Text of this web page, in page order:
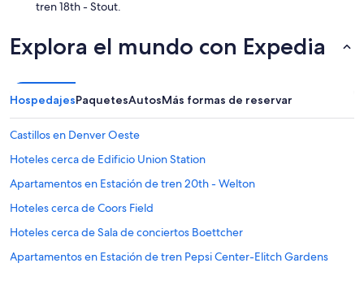
tren 18th - Stout.
Explora el mundo con Expedia
HospedajesPaquetesAutosMás formas de reservar
Castillos en Denver Oeste
Hoteles cerca de Edificio Union Station
Apartamentos en Estación de tren 20th - Welton
Hoteles cerca de Coors Field
Hoteles cerca de Sala de conciertos Boettcher
Apartamentos en Estación de tren Pepsi Center-Elitch Gardens